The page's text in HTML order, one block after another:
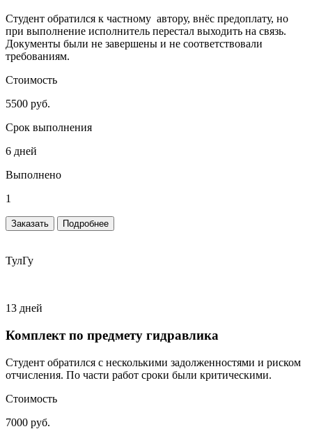
Студент обратился к частному автору, внёс предоплату, но
при выполнение исполнитель перестал выходить на связь.
Документы были не завершены и не соответствовали
требованиям.
Стоимость
5500 руб.
Срок выполнения
6 дней
Выполнено
1
Заказать Подробнее
ТулГу
13 дней
Комплект по предмету гидравлика
Студент обратился с несколькими задолженностями и риском
отчисления. По части работ сроки были критическими.
Стоимость
7000 руб.